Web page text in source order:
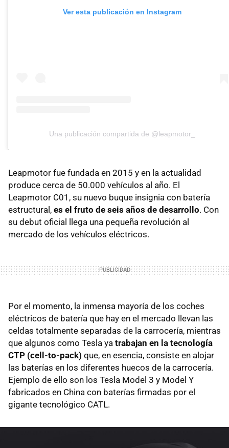
Ver esta publicación en Instagram
Una publicación compartida de @leapmotor_
Leapmotor fue fundada en 2015 y en la actualidad
produce cerca de 50.000 vehículos al año. El
Leapmotor C01, su nuevo buque insignia con batería
estructural, es el fruto de seis años de desarrollo. Con
su debut oficial llega una pequeña revolución al
mercado de los vehículos eléctricos.
Por el momento, la inmensa mayoría de los coches
eléctricos de batería que hay en el mercado llevan las
celdas totalmente separadas de la carrocería, mientras
que algunos como Tesla ya trabajan en la tecnología
CTP (cell-to-pack) que, en esencia, consiste en alojar
las baterías en los diferentes huecos de la carrocería.
Ejemplo de ello son los Tesla Model 3 y Model Y
fabricados en China con baterías firmadas por el
gigante tecnológico CATL.